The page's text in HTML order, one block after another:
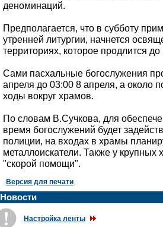
деноминаций.
Предполагается, что в субботу
утренней литургии, начнется
территориях, которое продлится до
Сами пасхальные богослужения
апреля до 03:00 8 апреля, а около
ходы вокруг храмов.
По словам В.Сучкова, для
время богослужений будет
полиции, на входах в храмы
металлоискатели. Также у крупных
"скорой помощи".
Версия для печати
Новости
Настройка ленты